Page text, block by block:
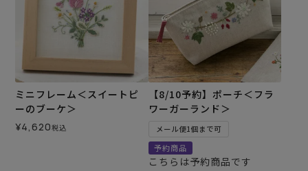
ミニフレーム＜スイートピ
ーのブーケ＞
¥4,620税込
【8/10予約】ポーチ＜フラ
ワーガーランド＞
メール便1個まで可
予約商品
こちらは予約商品です